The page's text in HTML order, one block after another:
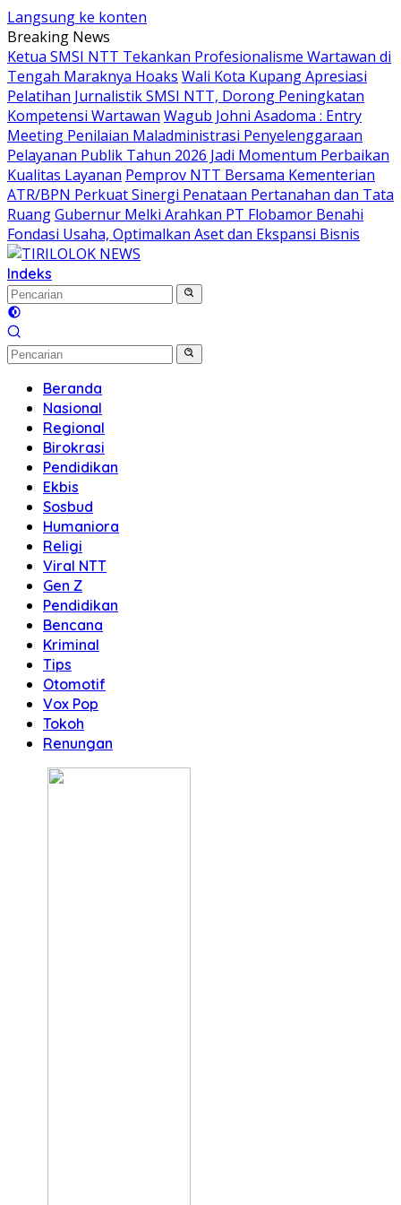
Langsung ke konten
Breaking News
Ketua SMSI NTT Tekankan Profesionalisme Wartawan di
Tengah Maraknya Hoaks Wali Kota Kupang Apresiasi
Pelatihan Jurnalistik SMSI NTT, Dorong Peningkatan
Kompetensi Wartawan Wagub Johni Asadoma : Entry
Meeting Penilaian Maladministrasi Penyelenggaraan
Pelayanan Publik Tahun 2026 Jadi Momentum Perbaikan
Kualitas Layanan Pemprov NTT Bersama Kementerian
ATR/BPN Perkuat Sinergi Penataan Pertanahan dan Tata
RuangGubernur Melki Arahkan PT Flobamor Benahi
Fondasi Usaha, Optimalkan Aset dan Ekspansi Bisnis
Indeks
Beranda
Nasional
Regional
Birokrasi
Pendidikan
Ekbis
Sosbud
Humaniora
Religi
Viral NTT
Gen Z
Pendidikan
Bencana
Kriminal
Tips
Otomotif
Vox Pop
Tokoh
Renungan